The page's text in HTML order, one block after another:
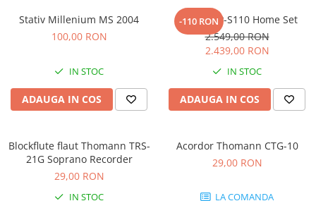
Microfoane lavaliera si headset
Microfoane podcast, USB, iOS /
Microfoane pt Camere Video
Microfoane pt instalatii si
conferinta
Microfoane stereo
Microfoane Suspendabile
Microfoane wireless si sisteme
Stativ Millenium MS 2004
100,00 RON
IN STOC
ADAUGA IN COS
-110 RON
Casio CDP-S110 Home Set
2.549,00 RON
2.439,00 RON
IN STOC
ADAUGA IN COS
Blockflute flaut Thomann TRS-
21G Soprano Recorder
29,00 RON
IN STOC
Acordor Thomann CTG-10
29,00 RON
LA COMANDA